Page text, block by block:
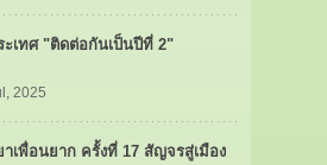
ะเทศ "ติดต่อกันเป็นปีที่ 2"
2025
เพื่อนยาก ครั้งที่ 17 สัญจรสู่เมือง